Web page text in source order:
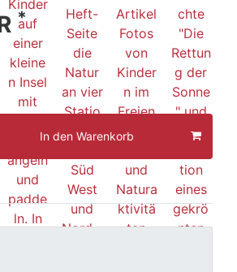
*
In den Warenkorb